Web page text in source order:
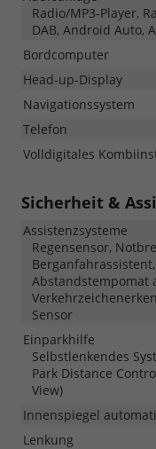
Radio/MP3-Player,
DAB, Android Auto,
Bordcomputer
Head-up-Display
Navigationssystem
Telefon
Volldigitales
Sicherheit &
Assistenzsysteme
Regensensor,
Abstandstempomat
Sensor
Einparkhilfe
Selbstlenkendes
Park Distance
View)
Innenspiegel
Lenkung